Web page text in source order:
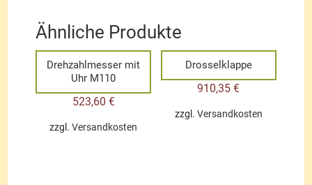
Ähnliche Produkte
Drehzahlmesser mit
Uhr M110
523,60 €
zzgl.Versandkosten
Drosselklappe
910,35€
zzgl. Versandkosten